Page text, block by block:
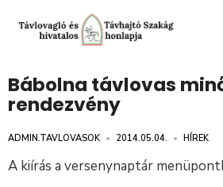
Bábolna távlovas
rendezvény
ADMIN.TAVLOVASOK • 2014.05.04. • HÍREK
A kiírás a versenynaptár